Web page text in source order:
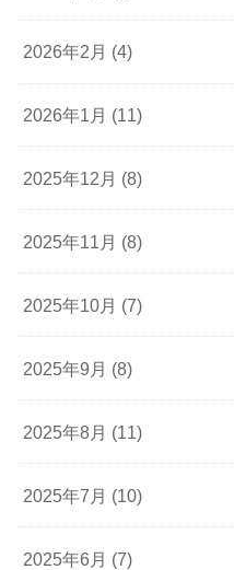
2026年2月 (4)
2026年1月 (11)
2025年12月 (8)
2025年11月 (8)
2025年10月 (7)
2025年9月 (8)
2025年8月 (11)
2025年7月 (10)
2025年6月 (7)